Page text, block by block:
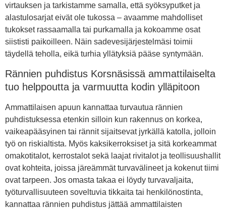
virtauksen ja tarkistamme samalla, että syöksyputket ja
alastulosarjat eivät ole tukossa – avaamme mahdolliset
tukokset rassaamalla tai purkamalla ja kokoamme osat
siististi paikoilleen. Näin sadevesijärjestelmäsi toimii
täydellä teholla, eikä turhia yllätyksiä pääse syntymään.
Rännien puhdistus Korsnäsissä ammattilaiselta
tuo helppoutta ja varmuutta kodin ylläpitoon
Ammattilaisen apuun kannattaa turvautua rännien
puhdistuksessa etenkin silloin kun rakennus on korkea,
vaikeapääsyinen tai rännit sijaitsevat jyrkällä katolla, jolloin
työ on riskialtista. Myös kaksikerroksiset ja sitä korkeammat
omakotitalot, kerrostalot sekä laajat rivitalot ja teollisuushallit
ovat kohteita, joissa järeämmät turvavälineet ja kokenut tiimi
ovat tarpeen. Jos omasta takaa ei löydy turvavaljaita,
työturvallisuuteen soveltuvia tikkaita tai henkilönostinta,
kannattaa rännien puhdistus jättää ammattilaisten